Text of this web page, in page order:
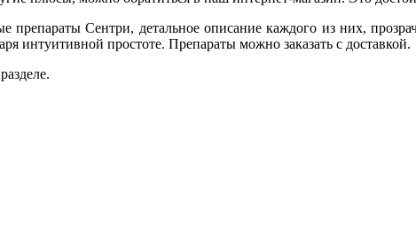
препараты Сентри, детальное описание каждого из них,
интуитивной простоте. Препараты можно заказать с доставкой.